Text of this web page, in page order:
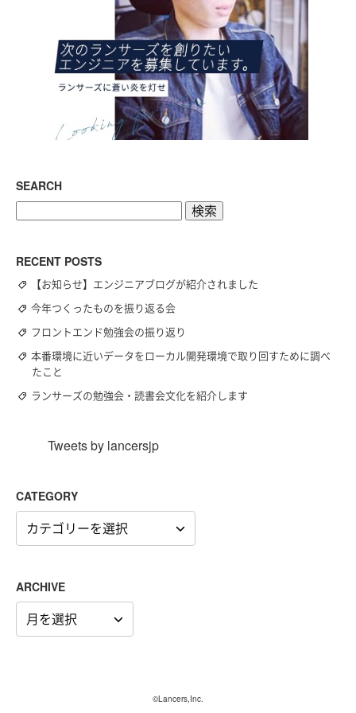
SEARCH
RECENT POSTS
【お知らせ】エンジニアブログが紹介されました
今年つくったものを振り返る会
フロントエンド勉強会の振り返り
本番環境に近いデータをローカル開発環境で取り回すために調べ
たこと
ランサーズの勉強会・読書会文化を紹介します
Tweets by lancersjp
CATEGORY
CATEGORY
ARCHIVE
ARCHIVE
©Lancers,Inc.